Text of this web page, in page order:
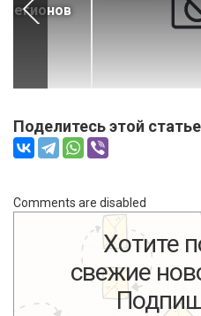
регионов
Поделитесь этой
Comments are disabled
Хотите
свежие